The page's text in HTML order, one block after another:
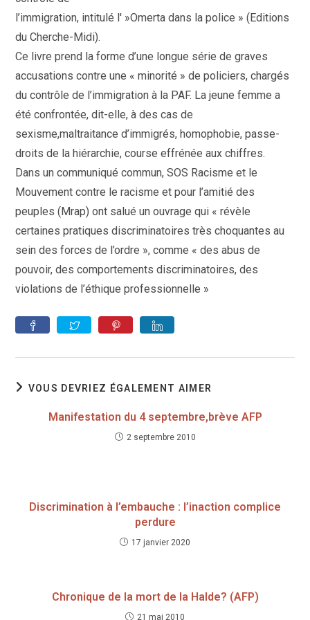
l’immigration, intitulé l' »Omerta dans la police » (Editions
du Cherche-Midi).
Ce livre prend la forme d’une longue série de graves
accusations contre une « minorité » de policiers, chargés
du contrôle de l’immigration à la PAF. La jeune femme a
été confrontée, dit-elle, à des cas de
sexisme,maltraitance d’immigrés, homophobie, passe-
droits de la hiérarchie, course effrénée aux chiffres.
Dans un communiqué commun, SOS Racisme et le
Mouvement contre le racisme et pour l’amitié des
peuples (Mrap) ont salué un ouvrage qui « révèle
certaines pratiques discriminatoires très choquantes au
sein des forces de l’ordre », comme « des abus de
pouvoir, des comportements discriminatoires, des
violations de l’éthique professionnelle »
VOUS DEVRIEZ ÉGALEMENT AIMER
Manifestation du 4 septembre,brève AFP
2 septembre 2010
Discrimination à l’embauche : l’inaction complice
perdure
17 janvier 2020
Chronique de la mort de la Halde? (AFP)
21 mai 2010